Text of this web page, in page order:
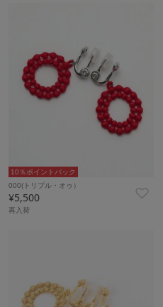
10％ポイントバック
000(トリプル・オゥ）
¥5,500
再入荷